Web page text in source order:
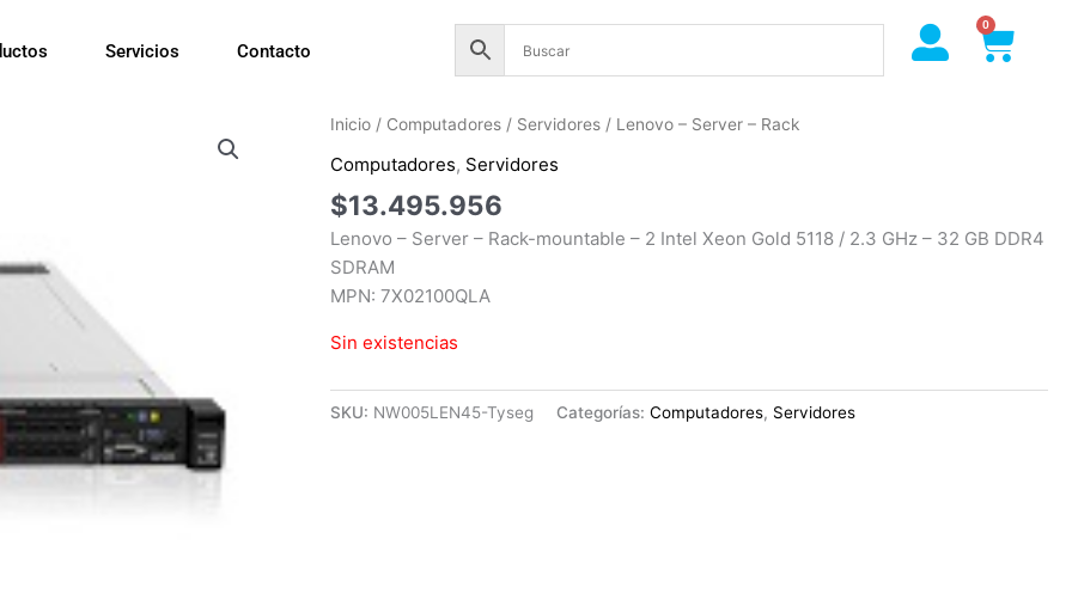
Servicios Contacto
0
Cart
Inicio / Computadores / Servidores / Lenovo – Server – Rack
Computadores, Servidores
$13.495.956
Lenovo – Server – Rack-mountable – 2 Intel Xeon Gold 5118 / 2.3 GHz – 32 GB DDR4
SDRAM
MPN: 7X02100QLA
Sin existencias
SKU: NW005LEN45-Tyseg Categorías:Computadores, Servidores